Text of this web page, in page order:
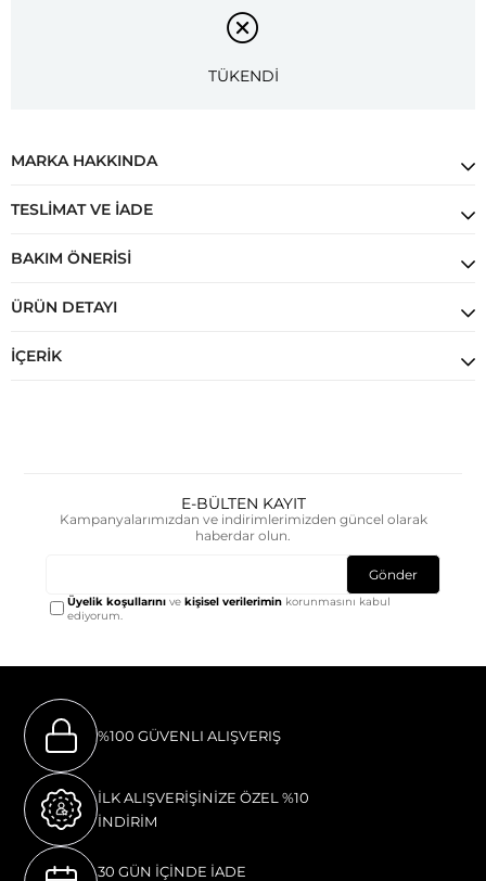
TÜKENDİ
MARKA HAKKINDA
TESLIMAT VE İADE
BAKIM ÖNERISI
ÜRÜN DETAYI
İÇERIK
E-BÜLTEN KAYIT
Kampanyalarımızdan ve indirimlerimizden güncel olarak
haberdar olun.
Gönder
Üyelik koşullarını vekişisel verilerimin korunmasını kabul
ediyorum.
%100 GÜVENLI ALIŞVERIŞ
İLK ALIŞVERİŞİNİZE ÖZEL %10
İNDİRİM
30 GÜN İÇİNDE İADE